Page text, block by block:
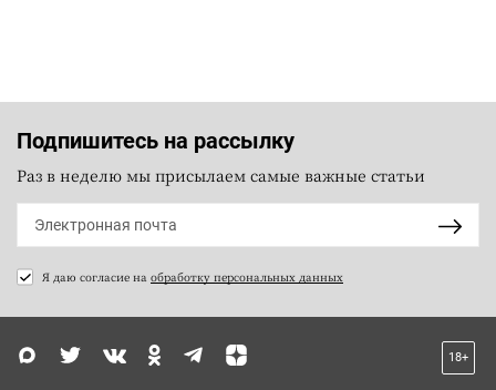
Подпишитесь на рассылку
Раз в неделю мы присылаем самые важные статьи
Я даю согласие на обработку персональных данных
18+